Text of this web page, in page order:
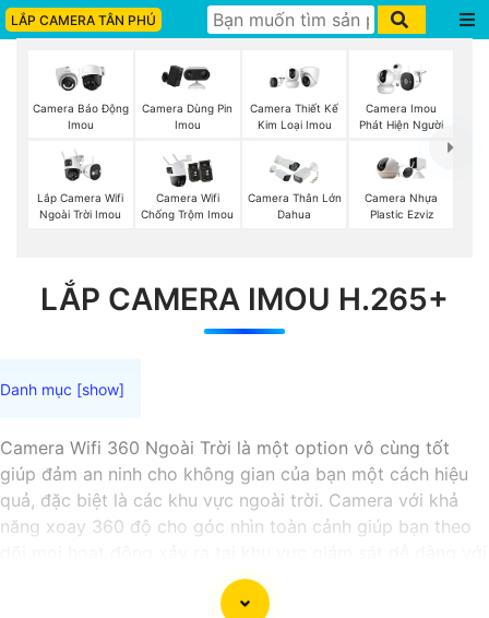
LẮP CAMERA TÂN PHÚ
Camera Báo Động
Imou
Camera Dùng Pin
Imou
Camera Thiết Kế
Kim Loại Imou
Camera Imou
Phát Hiện Người
Lắp Camera Wifi
Ngoài Trời Imou
Camera Wifi
Chống Trộm Imou
Camera Thân Lớn
Dahua
Camera Nhựa
Plastic Ezviz
LẮP CAMERA IMOU H.265+
Camera Wifi 360 Ngoài Trời là một option vô cùng tốt
giúp đảm an ninh cho không gian của bạn một cách hiệu
quả, đặc biệt là các khu vực ngoài trời. Camera với khả
năng xoay 360 độ cho góc nhìn toàn cảnh giúp bạn theo
các chi tiết trong khung hình sẽ được thể hiện rõ ràng.